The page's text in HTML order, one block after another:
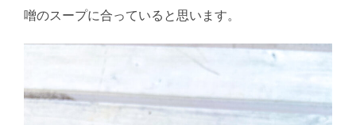
噌のスープに合っていると思います。